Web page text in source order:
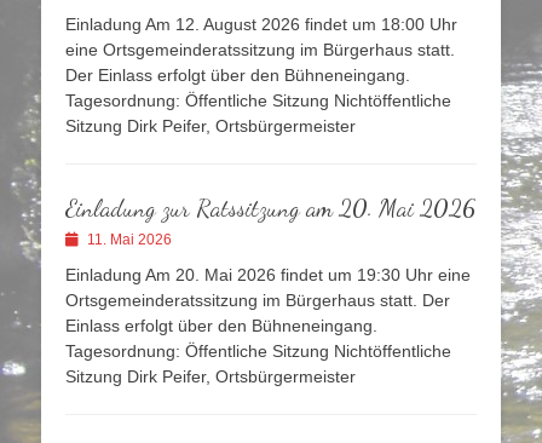
Einladung Am 12. August 2026 findet um 18:00 Uhr
eine Ortsgemeinderatssitzung im Bürgerhaus statt.
Der Einlass erfolgt über den Bühneneingang.
Tagesordnung: Öffentliche Sitzung Nichtöffentliche
Sitzung Dirk Peifer, Ortsbürgermeister
Einladung zur Ratssitzung am 20. Mai 2026
Veröffentlicht
11. Mai 2026
Einladung Am 20. Mai 2026 findet um 19:30 Uhr eine
Ortsgemeinderatssitzung im Bürgerhaus statt. Der
Einlass erfolgt über den Bühneneingang.
Tagesordnung: Öffentliche Sitzung Nichtöffentliche
Sitzung Dirk Peifer, Ortsbürgermeister